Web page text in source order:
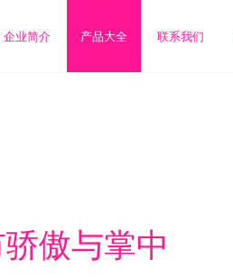
企业简介 产品大全 联系我们
傲与掌中